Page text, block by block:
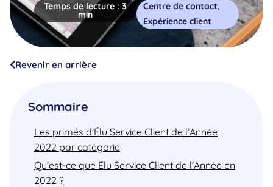
Temps de lecture : 3
min
Centre de contact,
Expérience client
Revenir en arrière
Sommaire
Les primés d’Élu Service Client de l’Année
2022 par catégorie
Qu’est-ce que Élu Service Client de l’Année en
2022 ?